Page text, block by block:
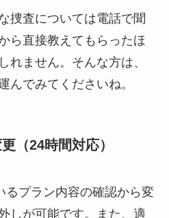
捜査については電話で聞
ら直接教えてもらったほ
れません。そんな方は、
んでみてくださいね。
（24時間対応）
るプラン内容の確認から変
しが可能です。また、適